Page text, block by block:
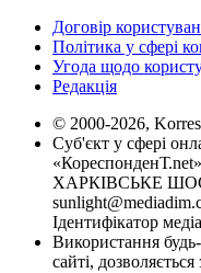
Договір
Політика у сфері
Угода щодо
Редакція
© 2000-2026,
Суб'єкт у сфері
ХАРКІВСЬКЕ
Ідентифікатор
Використання
сайті,